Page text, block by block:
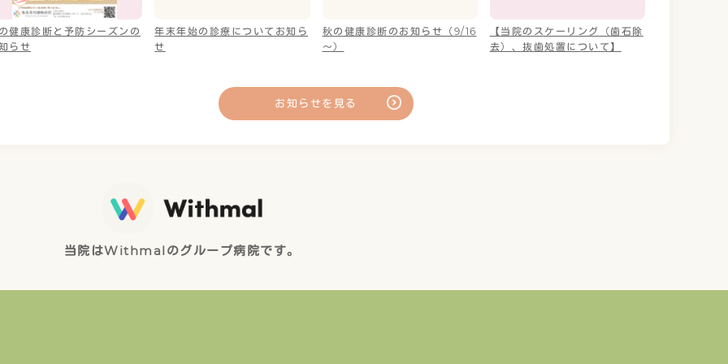
健康診断と予防シーズンの
らせ
年末年始の診療についてお知ら
せ
秋の健康診断のお知らせ（9/16
～）
【当院のスケーリング（歯石除
去）、抜歯処置について】
お知らせを見る
当院はWithmalのグループ病院です。